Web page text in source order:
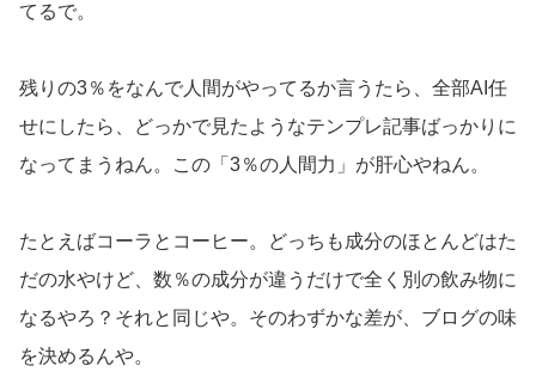
てるで。
残りの3％をなんで人間がやってるか言うたら、全部AI任
せにしたら、どっかで見たようなテンプレ記事ばっかりに
なってまうねん。この「3％の人間力」が肝心やねん。
たとえばコーラとコーヒー。どっちも成分のほとんどはた
だの水やけど、数％の成分が違うだけで全く別の飲み物に
なるやろ？それと同じや。そのわずかな差が、ブログの味
を決めるんや。